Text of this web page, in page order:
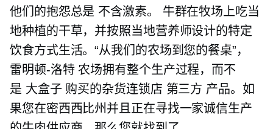
他们的抱怨总是 不含激素。
牛群在牧场上吃当
地种植的干草，并按照当地营养师设计的特定
饮食方式生活。“从我们的农场到您的餐桌”，
雷明顿-洛特农场拥有整个生产过程，而不
是 大盒子 购买的杂货连锁店 第三方 产品。如
果您在密西西比州并且正在寻找一家诚信生产